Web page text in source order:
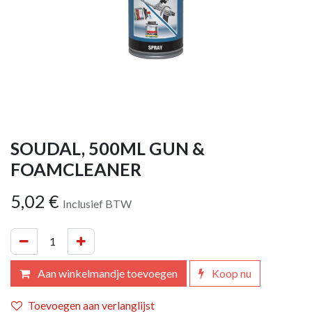
SOUDAL, 500ML GUN &
FOAMCLEANER
5,02 € Inclusief BTW
Aan winkelmandje toevoegen Koop nu
Toevoegen aan verlanglijst